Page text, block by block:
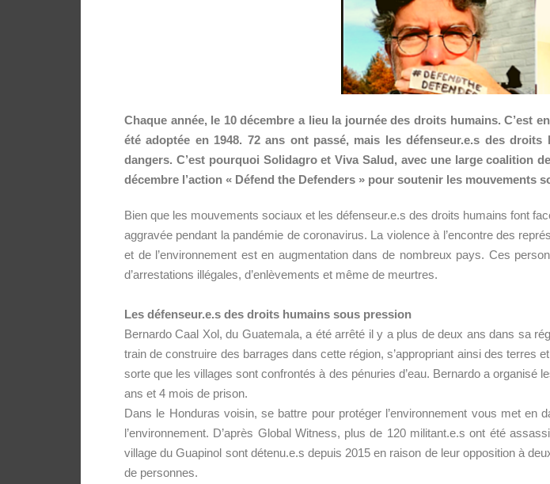
Chaque année, le 10 décembre a lieu la journée des droits humains. C’est
été adoptée en 1948. 72 ans ont passé, mais les défenseur.e.s des
dangers. C’est pourquoi Solidagro et Viva Salud, avec une large coalition
décembre l’action « Défend the Defenders » pour soutenir les mouvements
Bien que les mouvements sociaux et les défenseur.e.s des droits humains font
aggravée pendant la pandémie de coronavirus. La violence à l’encontre des
et de l’environnement est en augmentation dans de nombreux pays. Ces
d’arrestations illégales, d’enlèvements et même de meurtres.
Les défenseur.e.s des droits humains sous pression
Bernardo Caal Xol, du Guatemala, a été arrêté il y a plus de deux ans dans sa
train de construire des barrages dans cette région, s’appropriant ainsi des terres
sorte que les villages sont confrontés à des pénuries d’eau. Bernardo a
ans et 4 mois de prison.
Dans le Honduras voisin, se battre pour protéger l’environnement vous met
l’environnement. D’après Global Witness, plus de 120 militant.e.s ont été
village du Guapinol sont détenu.e.s depuis 2015 en raison de leur opposition à
de personnes.